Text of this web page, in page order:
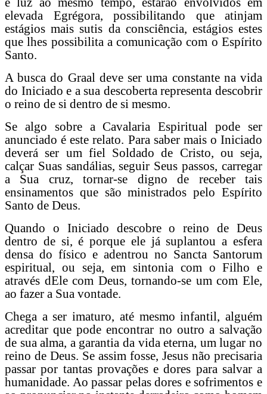
elevada Egrégora, possibilitando que atinjam
estágios mais sutis da consciência, estágios estes
que lhes possibilita a comunicação com o Espírito
Santo.
A busca do Graal deve ser uma constante na vida
do Iniciado e a sua descoberta representa descobrir
o reino de si dentro de si mesmo.
Se algo sobre a Cavalaria Espiritual pode ser
anunciado é este relato. Para saber mais o Iniciado
deverá ser um fiel Soldado de Cristo, ou seja,
calçar Suas sandálias, seguir Seus passos, carregar
a Sua cruz, tornar-se digno de receber tais
ensinamentos que são ministrados pelo Espírito
Santo de Deus.
Quando o Iniciado descobre o reino de Deus
dentro de si, é porque ele já suplantou a esfera
densa do físico e adentrou no Sancta Santorum
espiritual, ou seja, em sintonia com o Filho e
através dEle com Deus, tornando-se um com Ele,
ao fazer a Sua vontade.
Chega a ser imaturo, até mesmo infantil, alguém
acreditar que pode encontrar no outro a salvação
de sua alma, a garantia da vida eterna, um lugar no
reino de Deus. Se assim fosse, Jesus não precisaria
passar por tantas provações e dores para salvar a
humanidade. Ao passar pelas dores e sofrimentos e